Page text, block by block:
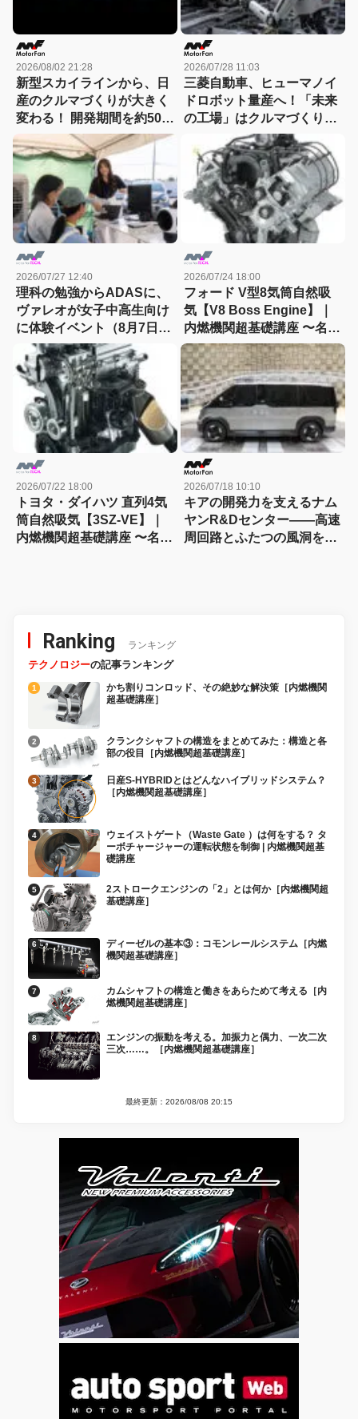
2026/08/02 21:28
新型スカイラインから、日
産のクルマづくりが大きく
変わる！ 開発期間を約50か
月から30か月へと大幅短縮
2026/07/28 11:03
三菱自動車、ヒューマノイ
ドロボット量産へ！「未来
の工場」はクルマづくりを
どう変えるのか
2026/07/27 12:40
理科の勉強からADASに、
ヴァレオが女子中高生向け
に体験イベント（8月7日締
切）
2026/07/24 18:00
フォード V型8気筒自然吸
気【V8 Boss Engine】｜
内燃機関超基礎講座 〜名作
エンジン図鑑
2026/07/22 18:00
トヨタ・ダイハツ 直列4気
筒自然吸気【3SZ-VE】｜
内燃機関超基礎講座 〜名作
2026/07/18 10:10
キアの開発力を支えるナム
ヤンR&Dセンター――高速
周回路とふたつの風洞を訪
Ranking ランキング
テクノロジーの記事ランキング
かち割りコンロッド、その絶妙な解決策［内燃機関
超基礎講座］
クランクシャフトの構造をまとめてみた：構造と各
部の役目［内燃機関超基礎講座］
日産S-HYBRIDとはどんなハイブリッドシステム？
［内燃機関超基礎講座］
ウェイストゲート（Waste Gate ）は何をする？ タ
ーボチャージャーの運転状態を制御 | 内燃機関超基
礎講座
2ストロークエンジンの「2」とは何か［内燃機関超
基礎講座］
ディーゼルの基本③：コモンレールシステム［内燃
機関超基礎講座］
カムシャフトの構造と働きをあらためて考える［内
燃機関超基礎講座］
エンジンの振動を考える。加振力と偶力、一次二次
三次……。［内燃機関超基礎講座］
最終更新：2026/08/08 20:15